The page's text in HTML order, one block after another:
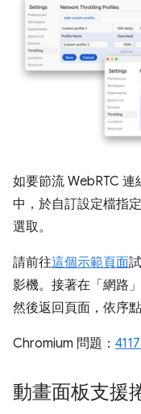
如要節流 WebRTC 連
中，於自訂設定檔指
選取。
請前往這個示範頁面
影機。接著在「網路」
然後返回頁面，依序點
Chromium 問題：
動畫面板支援